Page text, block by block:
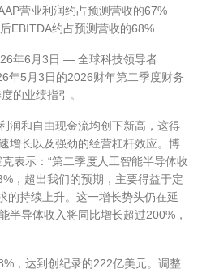
营业利润约占预测营收的67%
EBITDA约占预测营收的68%
年6月3日 — 全球科技领导者
年5月3日的2026财年第二季度财务
的业绩指引。
润和自由现金流均创下新高，这得
增长以及强劲的经营杠杆效应。博
表示：“第二季度人工智能半导体收
，超出我们的预期，主要得益于定
的持续上升。这一增长势头仍在延
半导体收入将同比增长超过200%，
，达到创纪录的222亿美元。调整